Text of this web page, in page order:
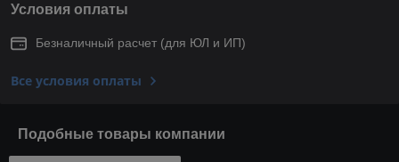
Условия оплаты
Безналичный расчет (для ЮЛ и ИП)
Все условия оплаты
Подобные товары компании